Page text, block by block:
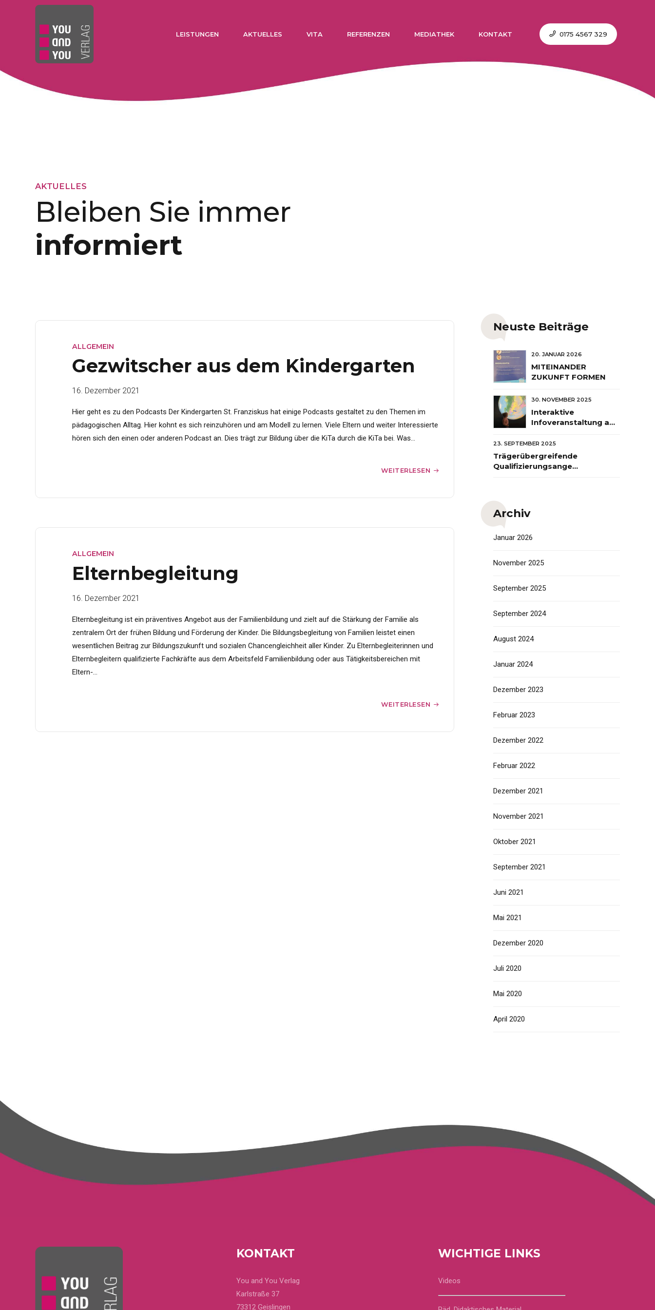
0175 4567 329
LEISTUNGEN AKTUELLES VITA REFERENZEN MEDIATHEK KONTAKT
AKTUELLES
Bleiben Sie immer
informiert
ALLGEMEIN
Gezwitscher aus dem Kindergarten
16. Dezember 2021
Hier geht es zu den Podcasts Der Kindergarten St. Franziskus hat einige Podcasts gestaltet zu den Themen im
pädagogischen Alltag. Hier kohnt es sich reinzuhören und am Modell zu lernen. Viele Eltern und weiter Interessierte
hören sich den einen oder anderen Podcast an. Dies trägt zur Bildung über die KiTa durch die KiTa bei. Was...
WEITERLESEN
ALLGEMEIN
Elternbegleitung
16. Dezember 2021
Elternbegleitung ist ein präventives Angebot aus der Familienbildung und zielt auf die Stärkung der Familie als
zentralem Ort der frühen Bildung und Förderung der Kinder. Die Bildungsbegleitung von Familien leistet einen
wesentlichen Beitrag zur Bildungszukunft und sozialen Chancengleichheit aller Kinder. Zu Elternbegleiterinnen und
Elternbegleitern qualifizierte Fachkräfte aus dem Arbeitsfeld Familienbildung oder aus Tätigkeitsbereichen mit
Eltern-...
WEITERLESEN
Neuste Beiträge
20. JANUAR 2026
MITEINANDER
ZUKUNFT FORMEN
30. NOVEMBER 2025
Interaktive
Infoveranstaltung am
FORUM auf dem
Bildungscampus
Heilbronn
23. SEPTEMBER 2025
Trägerübergreifende
Qualifizierungsangebote
Archiv
Januar 2026
November 2025
September 2025
September 2024
August 2024
Januar 2024
Dezember 2023
Februar 2023
Dezember 2022
Februar 2022
Dezember 2021
November 2021
Oktober 2021
September 2021
Juni 2021
Mai 2021
Dezember 2020
Juli 2020
Mai 2020
April 2020
KONTAKT
You and You Verlag
Karlstraße 37
73312 Geislingen
WICHTIGE LINKS
Videos